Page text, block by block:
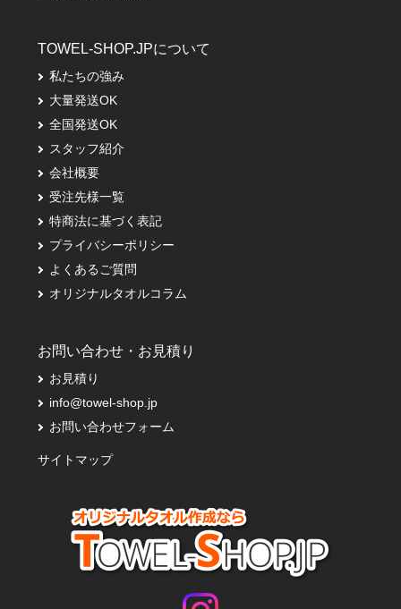
TOWEL-SHOP.JPについて
私たちの強み
大量発送OK
全国発送OK
スタッフ紹介
会社概要
受注先様一覧
特商法に基づく表記
プライバシーポリシー
よくあるご質問
オリジナルタオルコラム
お問い合わせ・お見積り
お見積り
info@towel-shop.jp
お問い合わせフォーム
サイトマップ